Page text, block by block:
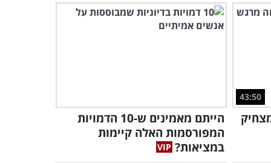
חמש על אחד - שיתוף פעולה
מוזיקלי מקסים!
4:41
גיטרה ביד, חצוצרה בפה -
מופע מגניב ומיוחד!
43:50
הייתם מאמינים ש-10 הדמויות
המפורסמות האלה קיימות
במציאות?